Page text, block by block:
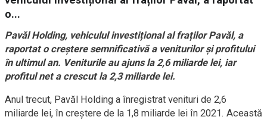
o...
Pavăl Holding, vehiculul investițional al fraților Pavăl, a
raportat o creștere semnificativă a veniturilor și profitului
în ultimul an. Veniturile au ajuns la 2,6 miliarde lei, iar
profitul net a crescut la 2,3 miliarde lei.
Anul trecut, Pavăl Holding a înregistrat venituri de 2,6
miliarde lei, în creștere de la 1,8 miliarde lei în 2021. Această